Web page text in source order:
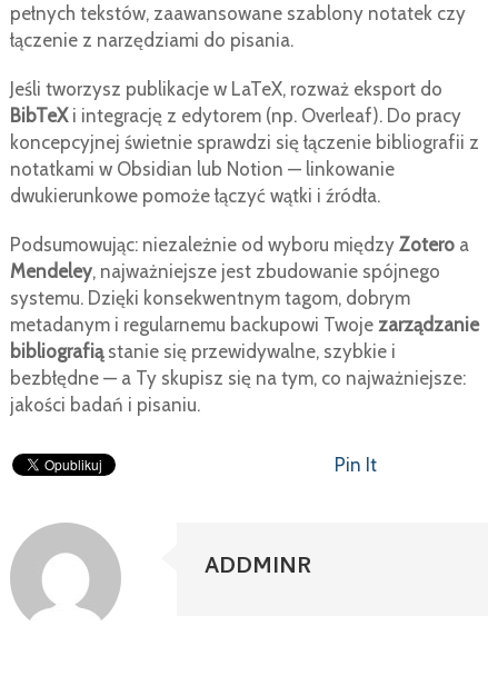
pełnych tekstów, zaawansowane szablony notatek czy
łączenie z narzędziami do pisania.
Jeśli tworzysz publikacje w LaTeX, rozważ eksport do
BibTeXi integrację z edytorem (np. Overleaf). Do pracy
koncepcyjnej świetnie sprawdzi się łączenie bibliografii z
notatkami w Obsidian lub Notion — linkowanie
dwukierunkowe pomoże łączyć wątki i źródła.
Podsumowując: niezależnie od wyboru między Zoteroa
Mendeley, najważniejsze jest zbudowanie spójnego
systemu. Dzięki konsekwentnym tagom, dobrym
metadanym i regularnemu backupowi Twoje zarządzanie
bibliografiąstanie się przewidywalne, szybkie i
bezbłędne — a Ty skupisz się na tym, co najważniejsze:
jakości badań i pisaniu.
Pin It
ADDMINR